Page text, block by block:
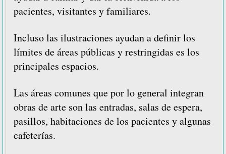
pacientes, visitantes y familiares.
Incluso las ilustraciones ayudan a definir los
límites de áreas públicas y restringidas es los
principales espacios.
Las áreas comunes que por lo general integran
obras de arte son las entradas, salas de espera,
pasillos, habitaciones de los pacientes y algunas
cafeterías.